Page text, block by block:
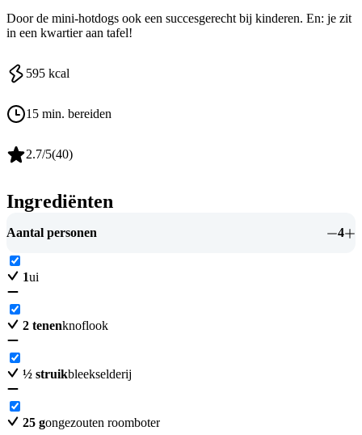
Door de mini-hotdogs ook een succesgerecht bij kinderen. En: je zit
in een kwartier aan tafel!
595 kcal
15 min. bereiden
2.7/5(40)
Ingrediënten
Aantal personen 4
1ui
2 tenenknoflook
½ struikbleekselderij
25 gongezouten roomboter